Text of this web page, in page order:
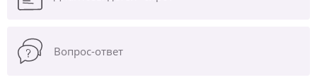
Вопрос-ответ